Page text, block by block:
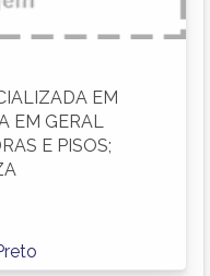
EM
EM GERAL
E PISOS;